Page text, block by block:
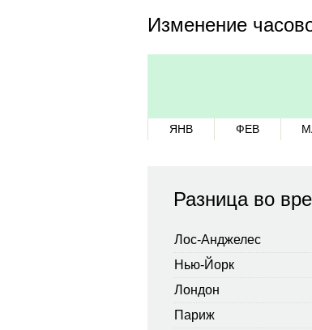
Изменение
ЯНВ ФЕВ
Разница во
Лос-Анджелес
Нью-Йорк
Лондон
Париж